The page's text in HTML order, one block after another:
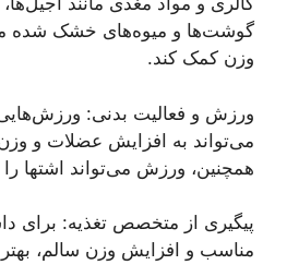
گوشت‌ها و میوه‌های خشک شده
وزن کمک کند.
ورزش و فعالیت بدنی: ورزش‌هایی
می‌تواند به افزایش عضلات و
همچنین، ورزش می‌تواند اشتها
پیگیری از متخصص تغذیه: برای
مناسب و افزایش وزن سالم،